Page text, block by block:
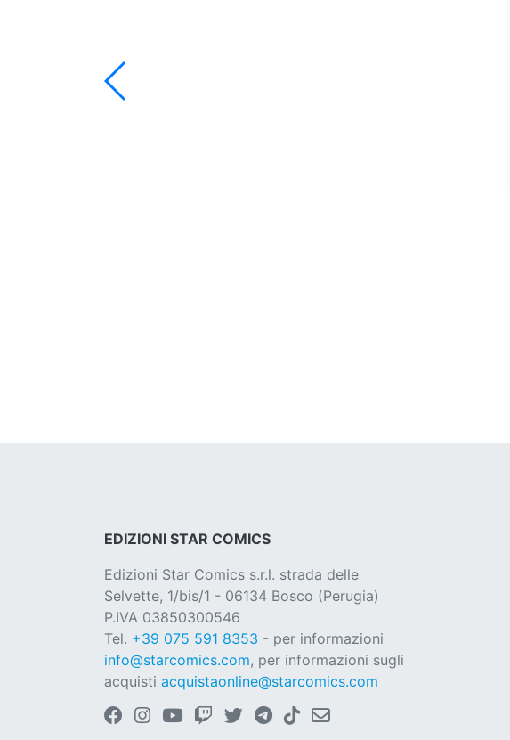
EDIZIONI STAR COMICS
Edizioni Star Comics s.r.l. strada delle
Selvette, 1/bis/1 - 06134 Bosco (Perugia)
P.IVA 03850300546
Tel. +39 075 591 8353 - per informazioni
info@starcomics.com, per informazioni sugli
acquisti acquistaonline@starcomics.com